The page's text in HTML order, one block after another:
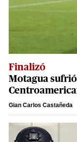
Finalizó
Motagua
Gian Carlos Castañeda